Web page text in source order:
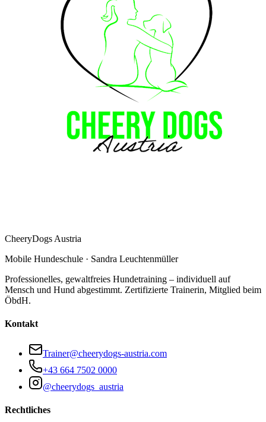
CheeryDogs Austria
Mobile Hundeschule · Sandra Leuchtenmüller
Professionelles, gewaltfreies Hundetraining – individuell auf
Mensch und Hund abgestimmt. Zertifizierte Trainerin, Mitglied beim
ÖbdH.
Kontakt
Trainer@cheerydogs-austria.com
+43 664 7502 0000
@cheerydogs_austria
Rechtliches